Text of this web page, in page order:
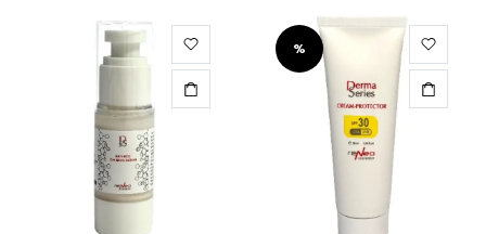
%